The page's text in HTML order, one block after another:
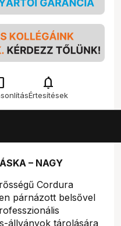
notifications
Értesítések
– NAGY
Cordura
párnázott belsővel
állványok tárolására